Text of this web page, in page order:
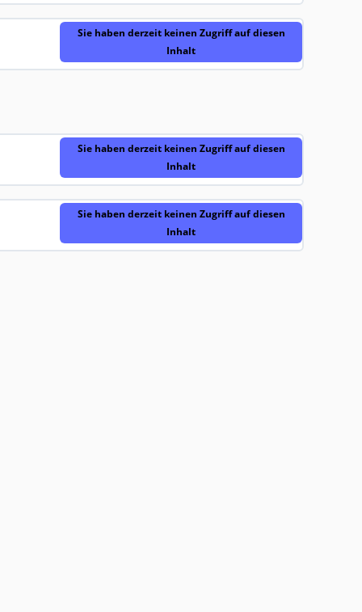
Sie haben derzeit keinen Zugriff auf diesen
Inhalt
Sie haben derzeit keinen Zugriff auf diesen
Inhalt
Sie haben derzeit keinen Zugriff auf diesen
Inhalt